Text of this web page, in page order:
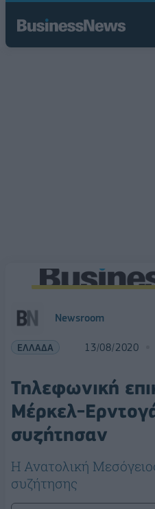
Newsroom
ΕΛΛΑΔΑ 13/08/2020
Τηλεφωνική
Μέρκελ-
συζήτησαν
Η Ανατολική
συζήτησης